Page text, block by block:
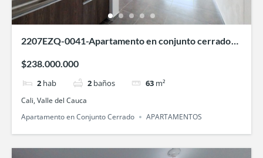
2207EZQ-0041-Apartamento en conjunto cerrado
$238.000.000
2 hab 2 baños 63 m²
Cali, Valle del Cauca
Apartamento en Conjunto Cerrado
APARTAMENTOS